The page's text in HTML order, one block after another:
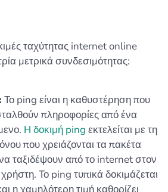
ταχύτητας internet online
μετρικά συνδεσιμότητας:
Το ping είναι η καθυστέρηση που
πληροφορίες από ένα
Η δοκιμή ping εκτελείται με τη
που χρειάζονται τα πακέτα
ταξιδέψουν από το internet στον
Το ping τυπικά δοκιμάζεται